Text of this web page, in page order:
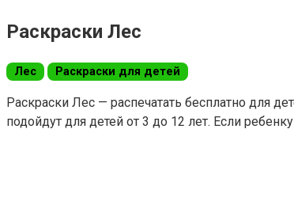
Раскраски Лес
Лес Раскраски для детей
Раскраски Лес — распечатать бесплатно для
подойдут для детей от 3 до 12 лет. Если